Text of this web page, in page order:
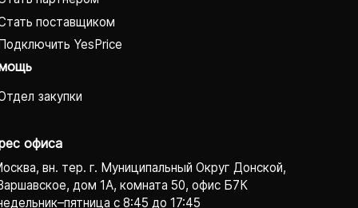
поставщиком
YesPrice
закупки
офиса
вн. тер. г. Муниципальный Округ Донской,
дом 1А, комната 50, офис Б7К
с 8:45 до 17:45